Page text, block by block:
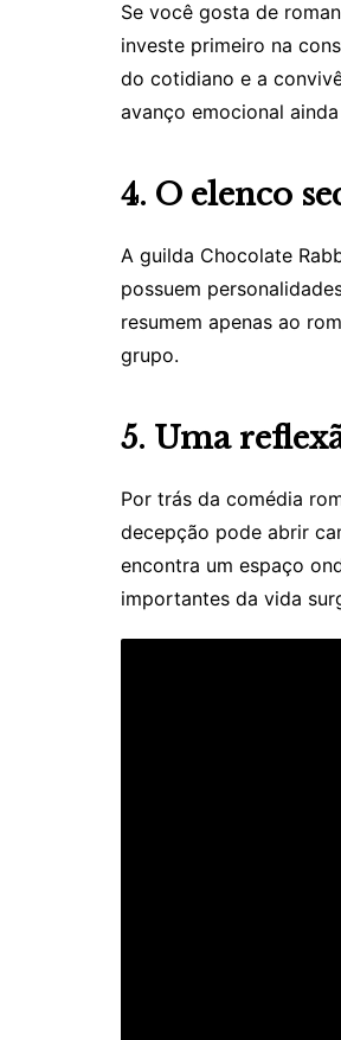
Se você gosta de
investe primeiro na
do cotidiano e a
avanço emocional
4. O elenco
A guilda Chocolate
possuem
resumem apenas ao
grupo.
5. Uma
Por trás da comédia
decepção pode abrir
encontra um espaço
importantes da vida